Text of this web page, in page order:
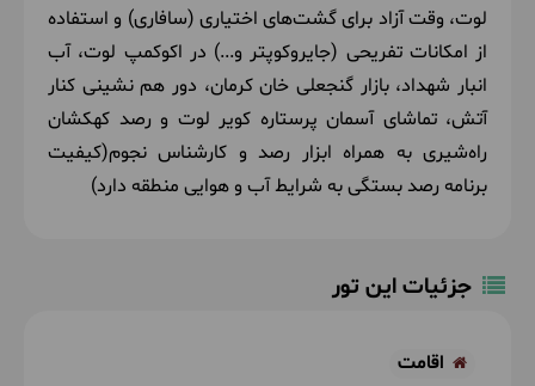
لوت، وقت آزاد برای گشت‌های اختیاری (سافاری) و استفاده
از امکانات تفریحی (جایروکوپتر و...) در اکوکمپ لوت، آب
انبار شهداد، بازار گنجعلی خان کرمان، دور هم نشینی کنار
آتش، تماشای آسمان پرستاره کویر لوت و رصد کهکشان
راه‌شیری به همراه ابزار رصد و کارشناس نجوم(کیفیت
برنامه رصد بستگی به شرایط آب و هوایی منطقه دارد)
جزئیات این تور
اقامت